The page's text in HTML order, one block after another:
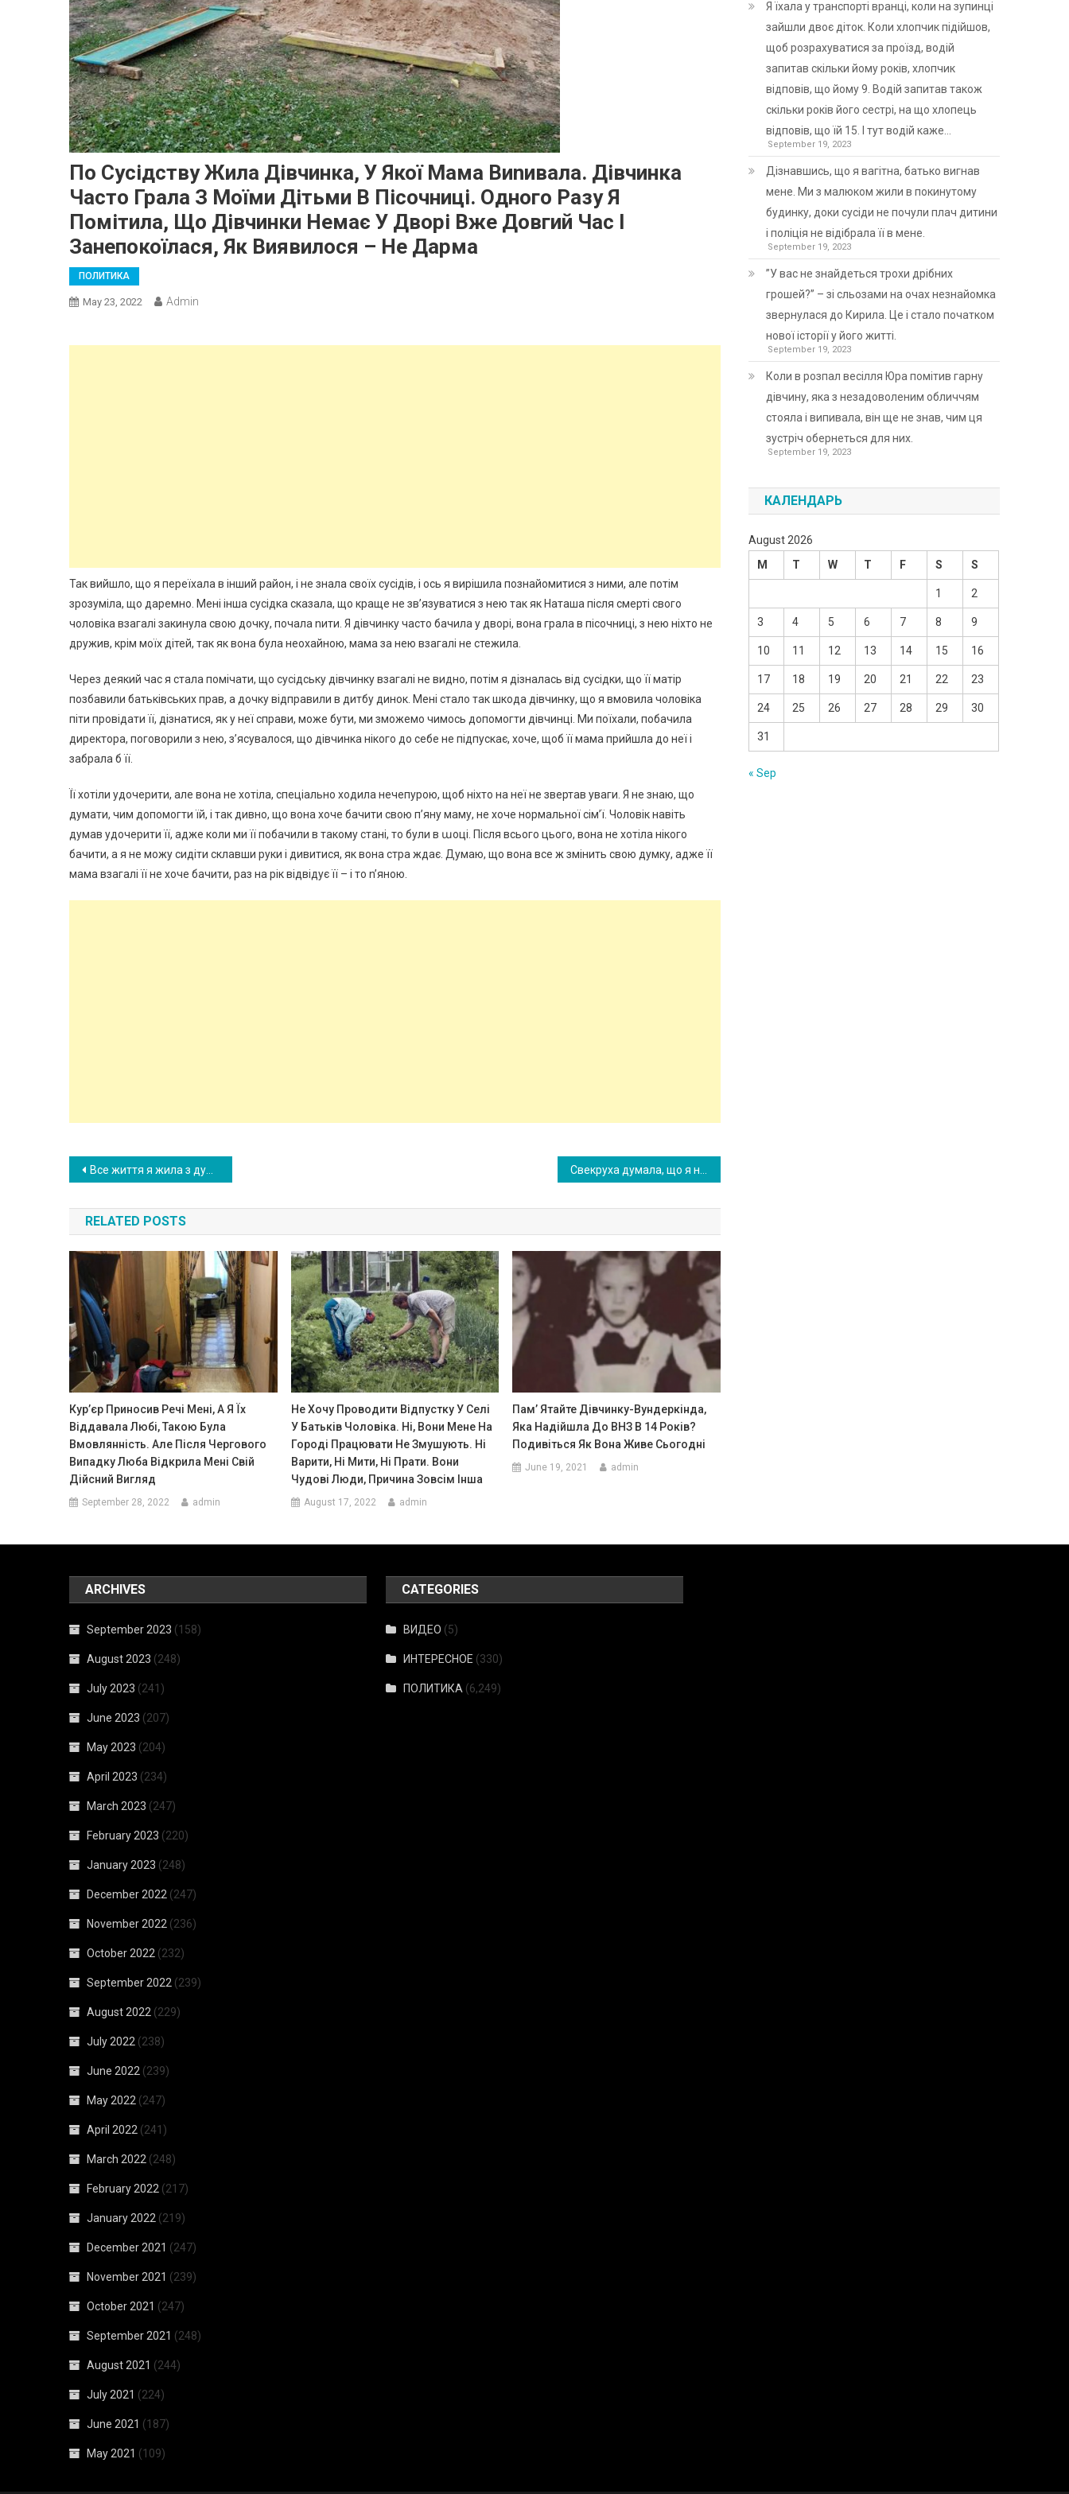
По Сусідству Жила Дівчинка, У Якої Мама Виnивала. Дівчинка
Часто Грала З Моїми Дітьми В Пісочниці. Одного Разу Я
Помітила, Що Дівчинки Немає У Дворі Вже Довгий Час І
Занепокоїлася, Як Виявилося – Не Дарма
ПОЛИТИКА
May 23, 2022 Admin
Так вийшло, що я переїхала в інший район, і не знала своїх сусідів, і ось я вирішила познайомитися з ними, але потім
зрозуміла, що даремно. Мені інша сусідка сказала, що краще не зв’язуватися з нею так як Наташа після смерті свого
чоловіка взагалі закинула свою дочку, почала nити. Я дівчинку часто бачила у дворі, вона грала в пісочниці, з нею ніхто не
дружив, крім моїх дітей, так як вона була неохайною, мама за нею взагалі не стежила.
Через деякий час я стала помічати, що сусідську дівчинку взагалі не видно, потім я дізналась від сусідки, що її матір
позбавили батьківських прав, а дочку відправили в дитбу динок. Мені стало так шкода дівчинку, що я вмовила чоловіка
піти провідати її, дізнатися, як у неї справи, може бути, ми зможемо чимось допомогти дівчинці. Ми поїхали, побачила
директора, поговорили з нею, з’ясувалося, що дівчинка нікого до себе не підпускає, хоче, щоб її мама прийшла до неї і
забрала б її.
Її хотіли удочерити, але вона не хотіла, спеціально ходила нечепурою, щоб ніхто на неї не звертав уваги. Я не знаю, що
думати, чим допомогти їй, і так дивно, що вона хоче бачити свою п’яну маму, не хоче нормальної сім’ї. Чоловік навіть
думав удочерити її, адже коли ми її побачили в такому стані, то були в աоці. Після всього цього, вона не хотіла нікого
бачити, а я не можу сидіти склавши руки і дивитися, як вона стра ждає. Думаю, що вона все ж змінить свою думку, адже її
мама взагалі її не хоче бачити, раз на рік відвідує її – і то n’яною.
Post
navigation
Все життя я жила з думками, що батько нас з мамою кинув. Але після зустрічі з ним мені відкрилася жа xлива таєм ниця минулого, і все змінилося у моєму житті і більше ніколи не буде колиաнім
RELATED POSTS
Кур’єр Приносив Речі Мені, А Я Їх
Віддавала Любі, Такою Була
Вмовлянність. Але Після Чергового
Випадку Люба Відкрила Мені Свій
Дійсний Вигляд
September 28, 2022 admin
Не Хочу Проводити Відпустку У Селі
У Батьків Чоловіка. Ні, Вони Мене На
Городі Працювати Не Змушують. Ні
Варити, Ні Мити, Ні Прати. Вони
Чудові Люди, Причина Зовсім Інша
August 17, 2022 admin
Пам’ Ятайте Дівчинку-Вундеркінда,
Яка Надійшла До ВНЗ В 14 Років?
Подивіться Як Вона Живе Сьогодні
June 19, 2021 admin
Я їхала у транспорті вранці, коли на зупинці
зайшли двоє діток. Коли хлопчик підійшов,
щоб розрахуватися за проїзд, водій
запитав скільки йому років, хлопчик
відповів, що йому 9. Водій запитав також
скільки років його сестрі, на що хлопець
відповів, що їй 15. І тут водій каже…
September 19, 2023
Дізнавшись, що я вагітна, батько вигнав
мене. Ми з малюком жили в покинутому
будинку, доки сусіди не почули плач дитини
і поліція не відібрала її в мене.
September 19, 2023
”У вас не знайдеться трохи дрібних
грошей?” – зі сльозами на очах незнайомка
звернулася до Кирила. Це і стало початком
нової історії у його житті.
September 19, 2023
Коли в розпал весілля Юра помітив гарну
дівчину, яка з незадоволеним обличчям
стояла і випивала, він ще не знав, чим ця
зустріч обернеться для них.
September 19, 2023
КАЛЕНДАРЬ
August 2026
M
T W T F S S
1 2
3 4 5 6 7 8 9
10 11 12 13 14 15 16
17 18 19 20 21 22 23
24 25 26 27 28 29 30
31
« Sep
ARCHIVES
September 2023 (158)
August 2023 (248)
July 2023 (241)
June 2023 (207)
May 2023 (204)
April 2023 (234)
March 2023 (247)
February 2023 (220)
January 2023 (248)
December 2022 (247)
November 2022 (236)
October 2022 (232)
September 2022 (239)
August 2022 (229)
July 2022 (238)
June 2022 (239)
May 2022 (247)
April 2022 (241)
March 2022 (248)
February 2022 (217)
January 2022 (219)
December 2021 (247)
November 2021 (239)
October 2021 (247)
September 2021 (248)
August 2021 (244)
July 2021 (224)
June 2021 (187)
May 2021 (109)
CATEGORIES
ВИДЕО (5)
ИНТЕРЕСНОЕ (330)
ПОЛИТИКА (6,249)